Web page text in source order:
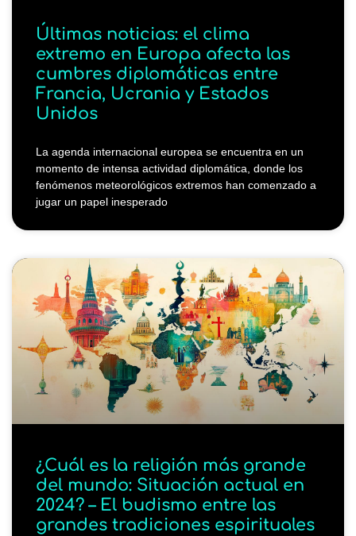
Últimas noticias: el clima
extremo en Europa afecta las
cumbres diplomáticas entre
Francia, Ucrania y Estados
Unidos
La agenda internacional europea se encuentra en un
momento de intensa actividad diplomática, donde los
fenómenos meteorológicos extremos han comenzado a
jugar un papel inesperado
¿Cuál es la religión más grande
del mundo: Situación actual en
2024? – El budismo entre las
grandes tradiciones espirituales